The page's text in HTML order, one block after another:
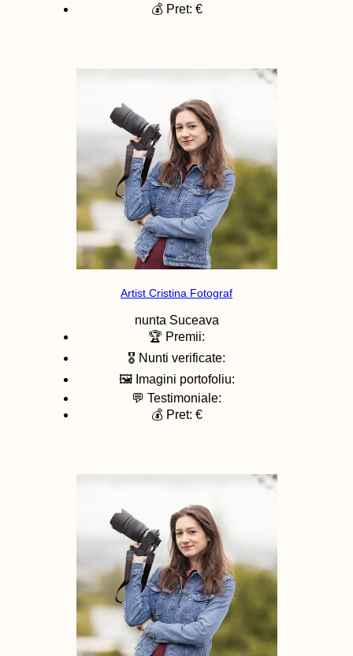
💰 Pret: €
Artist Cristina Fotograf
nunta Suceava
🏆 Premii:
🎖️ Nunti verificate:
🖼️ Imagini portofoliu:
💬 Testimoniale:
💰 Pret: €